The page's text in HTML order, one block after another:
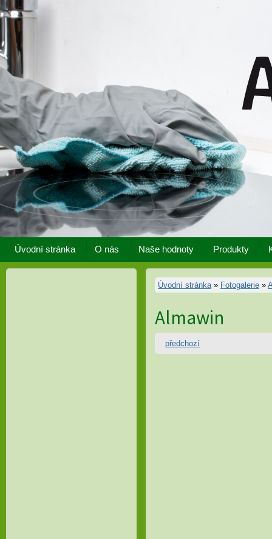
Úvodní stránka O nás Naše hodnoty Produkty
Úvodní stránka» Fotogalerie »
Almawin
předchozí